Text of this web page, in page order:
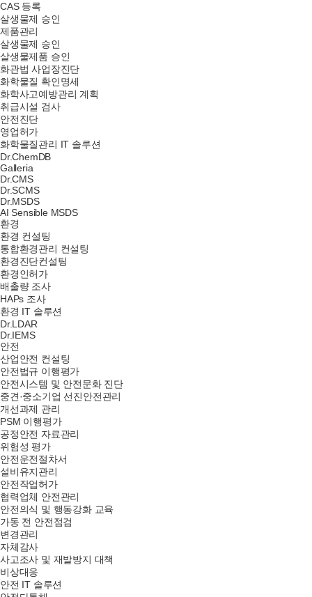
CAS 등록
살생물제 승인
제품관리
살생물제 승인
살생물제품 승인
화관법 사업장진단
화학물질 확인명세
화학사고예방관리 계획
취급시설 검사
안전진단
영업허가
화학물질관리 IT 솔루션
Dr.ChemDB
Galleria
Dr.CMS
Dr.SCMS
Dr.MSDS
AI Sensible MSDS
환경
환경 컨설팅
통합환경관리 컨설팅
환경진단컨설팅
환경인허가
배출량 조사
HAPs 조사
환경 IT 솔루션
Dr.LDAR
Dr.IEMS
안전
산업안전 컨설팅
안전법규 이행평가
안전시스템 및 안전문화 진단
중견·중소기업 선진안전관리
개선과제 관리
PSM 이행평가
공정안전 자료관리
위험성 평가
안전운전절차서
설비유지관리
안전작업허가
협력업체 안전관리
안전의식 및 행동강화 교육
가동 전 안전점검
변경관리
자체감사
사고조사 및 재발방지 대책
비상대응
안전 IT 솔루션